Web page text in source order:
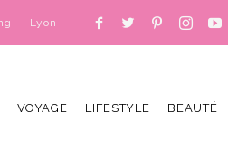
Lyon
VOYAGE LIFESTYLE BEAUTÉ